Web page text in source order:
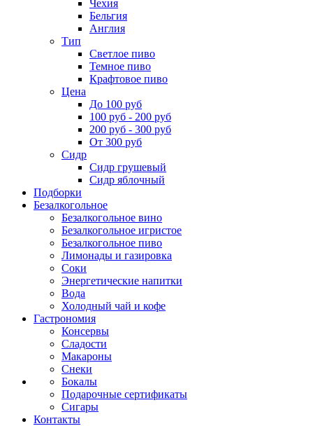
Чехия
Бельгия
Англия
Тип
Светлое пиво
Темное пиво
Крафтовое пиво
Цена
До 100 руб
100 руб - 200 руб
200 руб - 300 руб
От 300 руб
Сидр
Сидр грушевый
Сидр яблочный
Подборки
Безалкогольное
Безалкогольное вино
Безалкогольное игристое
Безалкогольное пиво
Лимонады и газировка
Соки
Энергетические напитки
Вода
Холодный чай и кофе
Гастрономия
Консервы
Сладости
Макароны
Снеки
Бокалы
Подарочные сертификаты
Сигары
Контакты